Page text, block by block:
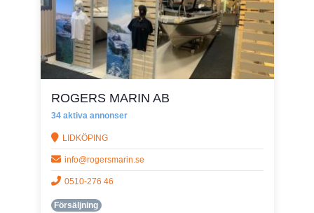
ROGERS MARIN AB
34 aktiva annonser
LIDKÖPING
info@rogersmarin.se
0510-276 46
Försäljning